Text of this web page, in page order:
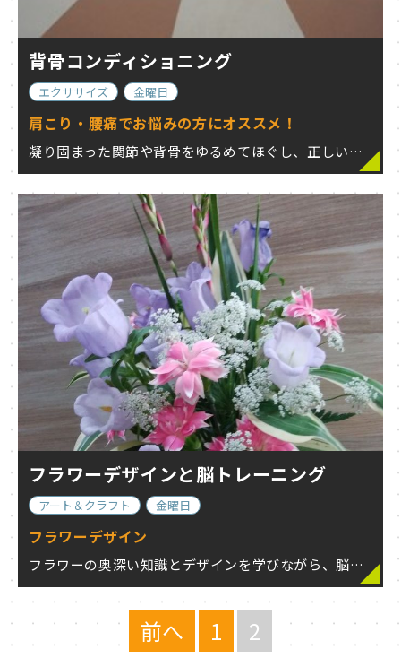
背骨コンディショニング
エクササイズ 金曜日
肩こり・腰痛でお悩みの方にオススメ！
凝り固まった関節や背骨をゆるめてほぐし、正しい位置へと矯正する事で、骨格の歪みやバラ…
フラワーデザインと脳トレーニング
アート＆クラフト 金曜日
フラワーデザイン
フラワーの奥深い知識とデザインを学びながら、脳を活性化しましょう！
前へ 1 2